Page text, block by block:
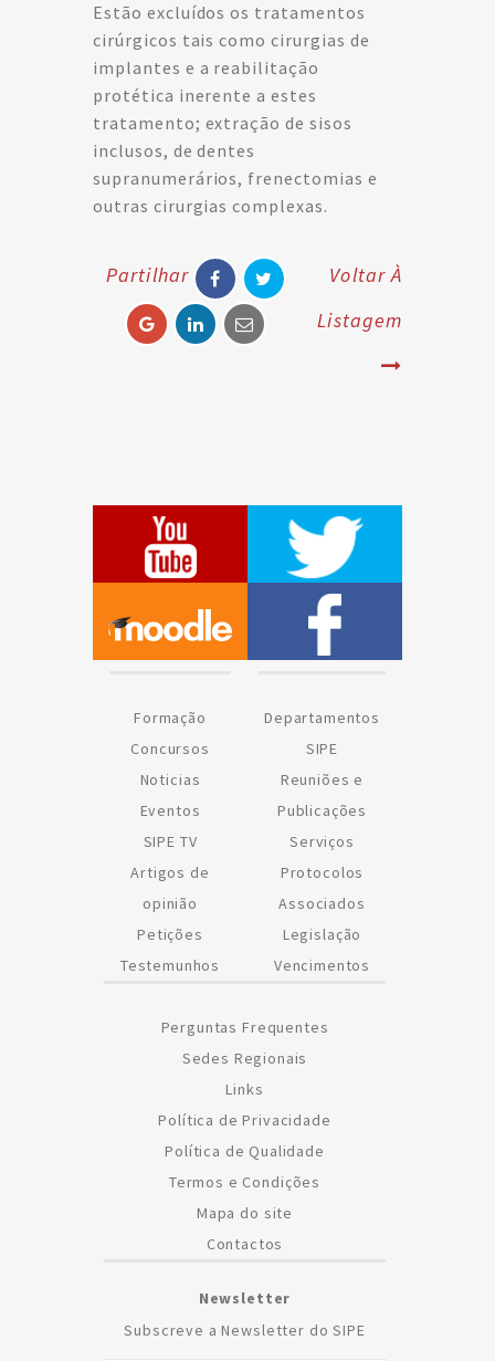
Estão excluídos os tratamentos
cirúrgicos tais como cirurgias de
implantes e a reabilitação
protética inerente a estes
tratamento; extração de sisos
inclusos, de dentes
supranumerários, frenectomias e
outras cirurgias complexas.
Partilhar
Voltar À
Listagem
Formação
Concursos
Noticias
Eventos
SIPE TV
Artigos de
opinião
Petições
Testemunhos
Departamentos
SIPE
Reuniões e
Publicações
Serviços
Protocolos
Associados
Legislação
Vencimentos
Perguntas Frequentes
Sedes Regionais
Links
Política de Privacidade
Política de Qualidade
Termos e Condições
Mapa do site
Contactos
Newsletter
Subscreve a Newsletter do SIPE